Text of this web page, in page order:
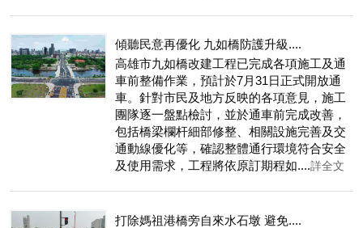
傾聽民意再優化 九如橋防護升級....
高雄市九如橋改建工程已完成各項施工及通
車前整備作業，預計於7月31日正式開放通
車。針對市民及地方反映的各項意見，施工
團隊逐一盤點檢討，並於通車前完成改善，
包括橋梁欄杆細部修整、相關設施完善及交
通動線優化等，確認整體通行環境符合安全
及使用需求，工程將依原訂期程如....詳全文
打除媽祖港橋旁自來水石墩 避免....